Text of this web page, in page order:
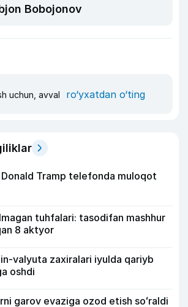
Bobojonov
uchun, avval ro‘yxatdan o‘ting
Tramp telefonda muloqot
tuhfalari: tasodifan mashhur
8 aktyor
valyuta zaxiralari iyulda qariyb
oshdi
garov evaziga ozod etish soʻraldi